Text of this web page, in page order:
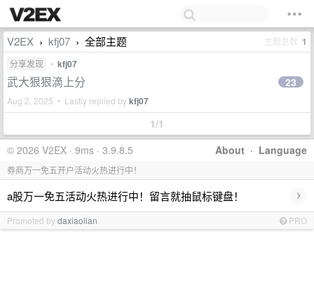
V2EX › kfj07 › 全部主题 主题总数 1
分享发现 • kfj07
武大狠狠滴上分
Aug 2, 2025 • Lastly replied bykfj07
23
1/1
About · Language
© 2026 V2EX · 9ms · 3.9.8.5
券商万一免五开户活动火热进行中！
a股万一免五活动火热进行中！留言就抽鼠标键盘！ ›
Promoted bydaxiaolian PRO